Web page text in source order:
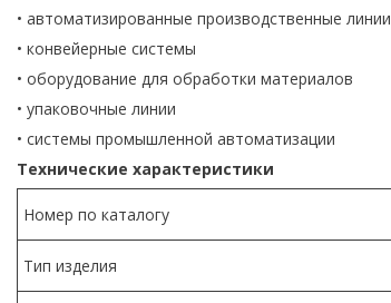
• автоматизированные производственные линии
• конвейерные системы
• оборудование для обработки материалов
• упаковочные линии
• системы промышленной автоматизации
Технические характеристики
Номер по каталогу
Тип изделия